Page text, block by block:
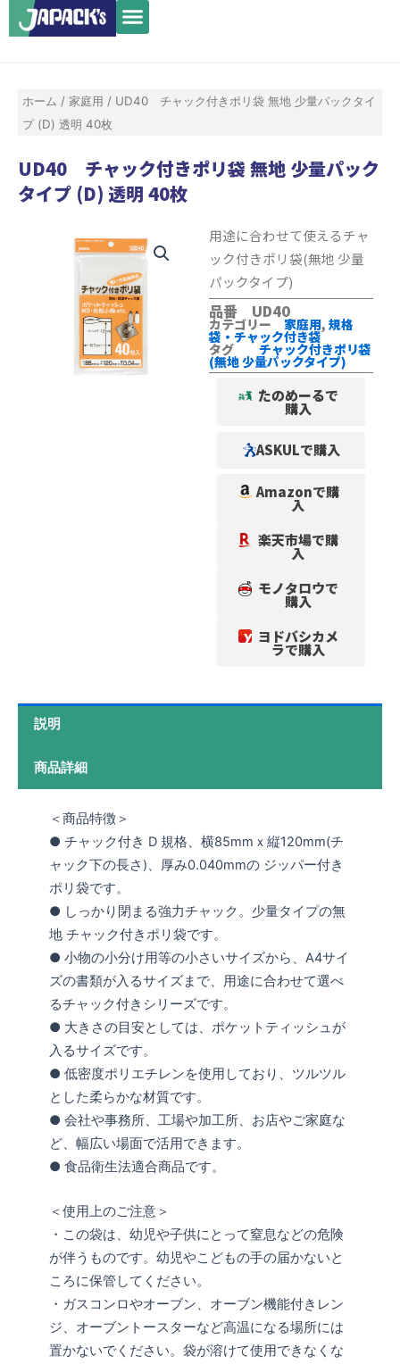
容
メ
ニ
ホーム / 家庭用 / UD40 チャック付きポリ袋 無地 少量パックタイ
プ (D) 透明 40枚
UD40 チャック付きポリ袋 無地 少量パック
タイプ (D) 透明 40枚
用途に合わせて使えるチャ
ック付きポリ袋(無地 少量
パックタイプ)
品番 UD40
カテゴリー 家庭用, 規格
袋・チャック付き袋
タグ チャック付きポリ袋
(無地 少量パックタイプ)
たのめーるで
購入
ASKULで購入
Amazonで購
入
楽天市場で購
入
モノタロウで
購入
ヨドバシカメ
ラで購入
説明
商品詳細
＜商品特徴＞
● チャック付き D 規格、横85mmｘ縦120mm(チ
ャック下の長さ)、厚み0.040mmの ジッパー付き
ポリ袋です。
● しっかり閉まる強力チャック。少量タイプの無
地 チャック付きポリ袋です。
● 小物の小分け用等の小さいサイズから、A4サイ
ズの書類が入るサイズまで、用途に合わせて選べ
るチャック付きシリーズです。
● 大きさの目安としては、ポケットティッシュが
入るサイズです。
● 低密度ポリエチレンを使用しており、ツルツル
とした柔らかな材質です。
● 会社や事務所、工場や加工所、お店やご家庭な
ど、幅広い場面で活用できます。
● 食品衛生法適合商品です。
＜使用上のご注意＞
・この袋は、幼児や子供にとって窒息などの危険
が伴うものです。幼児やこどもの手の届かないと
ころに保管してください。
・ガスコンロやオーブン、オーブン機能付きレン
ジ、オーブントースターなど高温になる場所には
置かないでください。袋が溶けて使用できなくな